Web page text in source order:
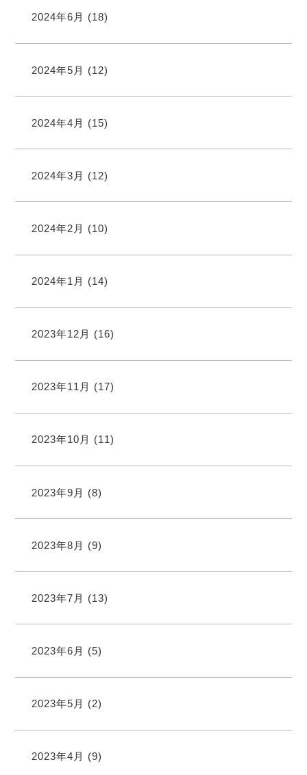
2024年6月 (18)
2024年5月 (12)
2024年4月 (15)
2024年3月 (12)
2024年2月 (10)
2024年1月 (14)
2023年12月 (16)
2023年11月 (17)
2023年10月 (11)
2023年9月 (8)
2023年8月 (9)
2023年7月 (13)
2023年6月 (5)
2023年5月 (2)
2023年4月 (9)